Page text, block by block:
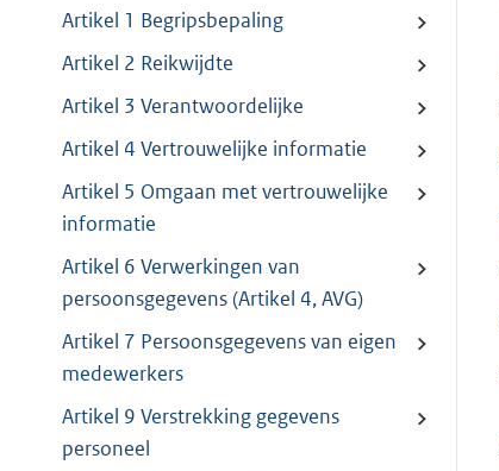
Artikel 1 Begripsbepaling
Artikel 2 Reikwijdte
Artikel 3 Verantwoordelijke
Artikel 4 Vertrouwelijke informatie
Artikel 5 Omgaan met vertrouwelijke
informatie
Artikel 6 Verwerkingen van
persoonsgegevens (Artikel 4, AVG)
Artikel 7 Persoonsgegevens van eigen
medewerkers
Artikel 9 Verstrekking gegevens
personeel